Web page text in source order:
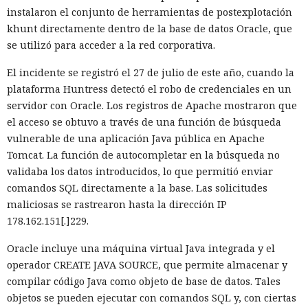
instalaron el conjunto de herramientas de postexplotación
khunt directamente dentro de la base de datos Oracle, que
se utilizó para acceder a la red corporativa.
El incidente se registró el 27 de julio de este año, cuando la
plataforma Huntress detectó el robo de credenciales en un
servidor con Oracle. Los registros de Apache mostraron que
el acceso se obtuvo a través de una función de búsqueda
vulnerable de una aplicación Java pública en Apache
Tomcat. La función de autocompletar en la búsqueda no
validaba los datos introducidos, lo que permitió enviar
comandos SQL directamente a la base. Las solicitudes
maliciosas se rastrearon hasta la dirección IP
178.162.151[.]229.
Oracle incluye una máquina virtual Java integrada y el
operador CREATE JAVA SOURCE, que permite almacenar y
compilar código Java como objeto de base de datos. Tales
objetos se pueden ejecutar con comandos SQL y, con ciertas